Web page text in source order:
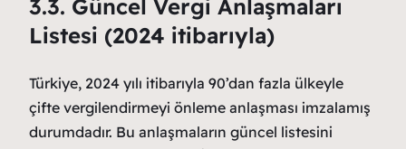
3.3. Güncel Vergi Anlaşmaları
Listesi (2024 itibarıyla)
Türkiye, 2024 yılı itibarıyla 90’dan fazla ülkeyle
çifte vergilendirmeyi önleme anlaşması imzalamış
durumdadır. Bu anlaşmaların güncel listesini